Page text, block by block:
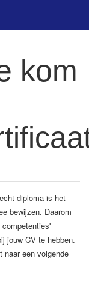
kom
diploma is het
bewijzen. Daarom
jouw CV te hebben.
naar een volgende